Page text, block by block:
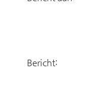
Bericht: